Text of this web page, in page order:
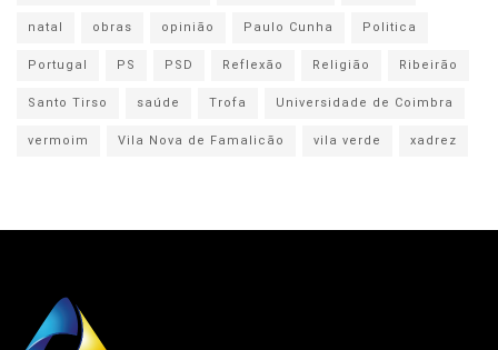
natal
obras opinião Paulo Cunha
Politica
Portugal
PS PSD Reflexão Religião
Ribeirão
Santo Tirso
saúde Trofa
Universidade de Coimbra
vermoim
Vila Nova de Famalicão vila verde xadrez